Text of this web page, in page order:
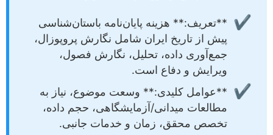
✔ **تعریف:** هزینه پایان‌نامه باستان‌شناسی
پیش از تاریخ ایران شامل نگارش پروپوزال،
جمع‌آوری داده، تحلیل، نگارش فصول،
ویرایش و دفاع است.
✔ **عوامل کلیدی:** وسعت موضوع، نیاز به
مطالعات میدانی/آزمایشگاهی، حجم داده،
تخصص محقق، زمان و خدمات جانبی.